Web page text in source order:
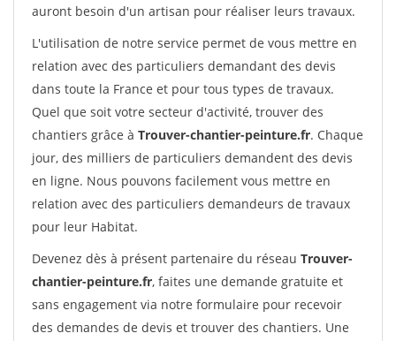
auront besoin d'un artisan pour réaliser leurs travaux.
L'utilisation de notre service permet de vous mettre en
relation avec des particuliers demandant des devis
dans toute la France et pour tous types de travaux.
Quel que soit votre secteur d'activité, trouver des
chantiers grâce à Trouver-chantier-peinture.fr. Chaque
jour, des milliers de particuliers demandent des devis
en ligne. Nous pouvons facilement vous mettre en
relation avec des particuliers demandeurs de travaux
pour leur Habitat.
Devenez dès à présent partenaire du réseau Trouver-
chantier-peinture.fr, faites une demande gratuite et
sans engagement via notre formulaire pour recevoir
des demandes de devis et trouver des chantiers. Une